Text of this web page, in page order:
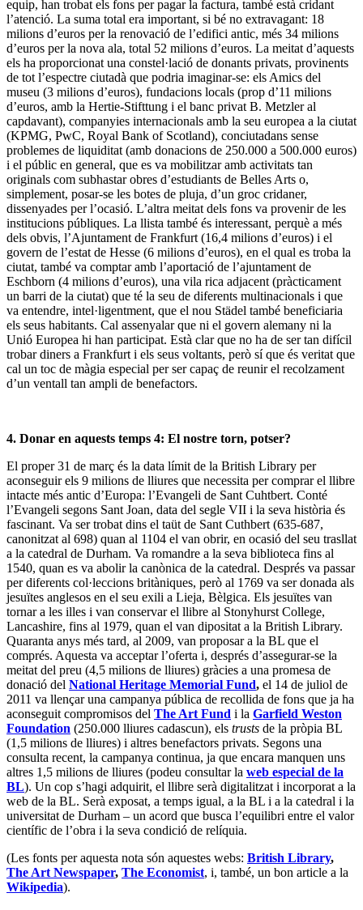
equip, han trobat els fons per pagar la factura, també està cridant
l’atenció. La suma total era important, si bé no extravagant: 18
milions d’euros per la renovació de l’edifici antic, més 34 milions
d’euros per la nova ala, total 52 milions d’euros. La meitat d’aquests
els ha proporcionat una constel·lació de donants privats, provinents
de tot l’espectre ciutadà que podria imaginar-se: els Amics del
museu (3 milions d’euros), fundacions locals (prop d’11 milions
d’euros, amb la Hertie-Stifttung i el banc privat B. Metzler al
capdavant), companyies internacionals amb la seu europea a la ciutat
(KPMG, PwC, Royal Bank of Scotland), conciutadans sense
problemes de liquiditat (amb donacions de 250.000 a 500.000 euros)
i el públic en general, que es va mobilitzar amb activitats tan
originals com subhastar obres d’estudiants de Belles Arts o,
simplement, posar-se les botes de pluja, d’un groc cridaner,
dissenyades per l’ocasió. L’altra meitat dels fons va provenir de les
institucions públiques. La llista també és interessant, perquè a més
dels obvis, l’Ajuntament de Frankfurt (16,4 milions d’euros) i el
govern de l’estat de Hesse (6 milions d’euros), en el qual es troba la
ciutat, també va comptar amb l’aportació de l’ajuntament de
Eschborn (4 milions d’euros), una vila rica adjacent (pràcticament
un barri de la ciutat) que té la seu de diferents multinacionals i que
va entendre, intel·ligentment, que el nou Städel també beneficiaria
els seus habitants. Cal assenyalar que ni el govern alemany ni la
Unió Europea hi han participat. Està clar que no ha de ser tan difícil
trobar diners a Frankfurt i els seus voltants, però sí que és veritat que
cal un toc de màgia especial per ser capaç de reunir el recolzament
d’un ventall tan ampli de benefactors.
4. Donar en aquests temps 4: El nostre torn, potser?
El proper 31 de març és la data límit de la British Library per
aconseguir els 9 milions de lliures que necessita per comprar el llibre
intacte més antic d’Europa: l’Evangeli de Sant Cuhtbert. Conté
l’Evangeli segons Sant Joan, data del segle VII i la seva història és
fascinant. Va ser trobat dins el taüt de Sant Cuthbert (635-687,
canonitzat al 698) quan al 1104 el van obrir, en ocasió del seu trasllat
a la catedral de Durham. Va romandre a la seva biblioteca fins al
1540, quan es va abolir la canònica de la catedral. Després va passar
per diferents col·leccions britàniques, però al 1769 va ser donada als
jesuïtes anglesos en el seu exili a Lieja, Bèlgica. Els jesuïtes van
tornar a les illes i van conservar el llibre al Stonyhurst College,
Lancashire, fins al 1979, quan el van dipositat a la British Library.
Quaranta anys més tard, al 2009, van proposar a la BL que el
comprés. Aquesta va acceptar l’oferta i, després d’assegurar-se la
meitat del preu (4,5 milions de lliures) gràcies a una promesa de
donació del National Heritage Memorial Fund, el 14 de juliol de
2011 va llençar una campanya pública de recollida de fons que ja ha
aconseguit compromisos del The Art Fund i la Garfield Weston
Foundation (250.000 lliures cadascun), els trusts de la pròpia BL
(1,5 milions de lliures) i altres benefactors privats. Segons una
consulta recent, la campanya continua, ja que encara manquen uns
altres 1,5 milions de lliures (podeu consultar la web especial de la
BL). Un cop s’hagi adquirit, el llibre serà digitalitzat i incorporat a la
web de la BL. Serà exposat, a temps igual, a la BL i a la catedral i la
universitat de Durham – un acord que busca l’equilibri entre el valor
científic de l’obra i la seva condició de relíquia.
(Les fonts per aquesta nota són aquestes webs: British Library,
The Art Newspaper, The Economist, i, també, un bon article a la
Wikipedia).